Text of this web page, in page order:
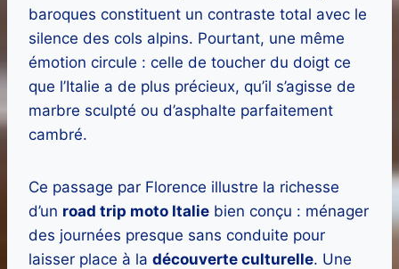
baroques constituent un contraste total avec le
silence des cols alpins. Pourtant, une même
émotion circule : celle de toucher du doigt ce
que l’Italie a de plus précieux, qu’il s’agisse de
marbre sculpté ou d’asphalte parfaitement
cambré.
Ce passage par Florence illustre la richesse
d’un road trip moto Italie bien conçu : ménager
des journées presque sans conduite pour
laisser place à la découverte culturelle. Une